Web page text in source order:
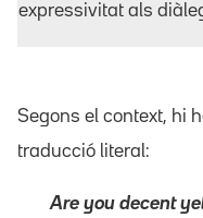
expressivitat als
Segons el context, hi
traducció literal:
Are you decent